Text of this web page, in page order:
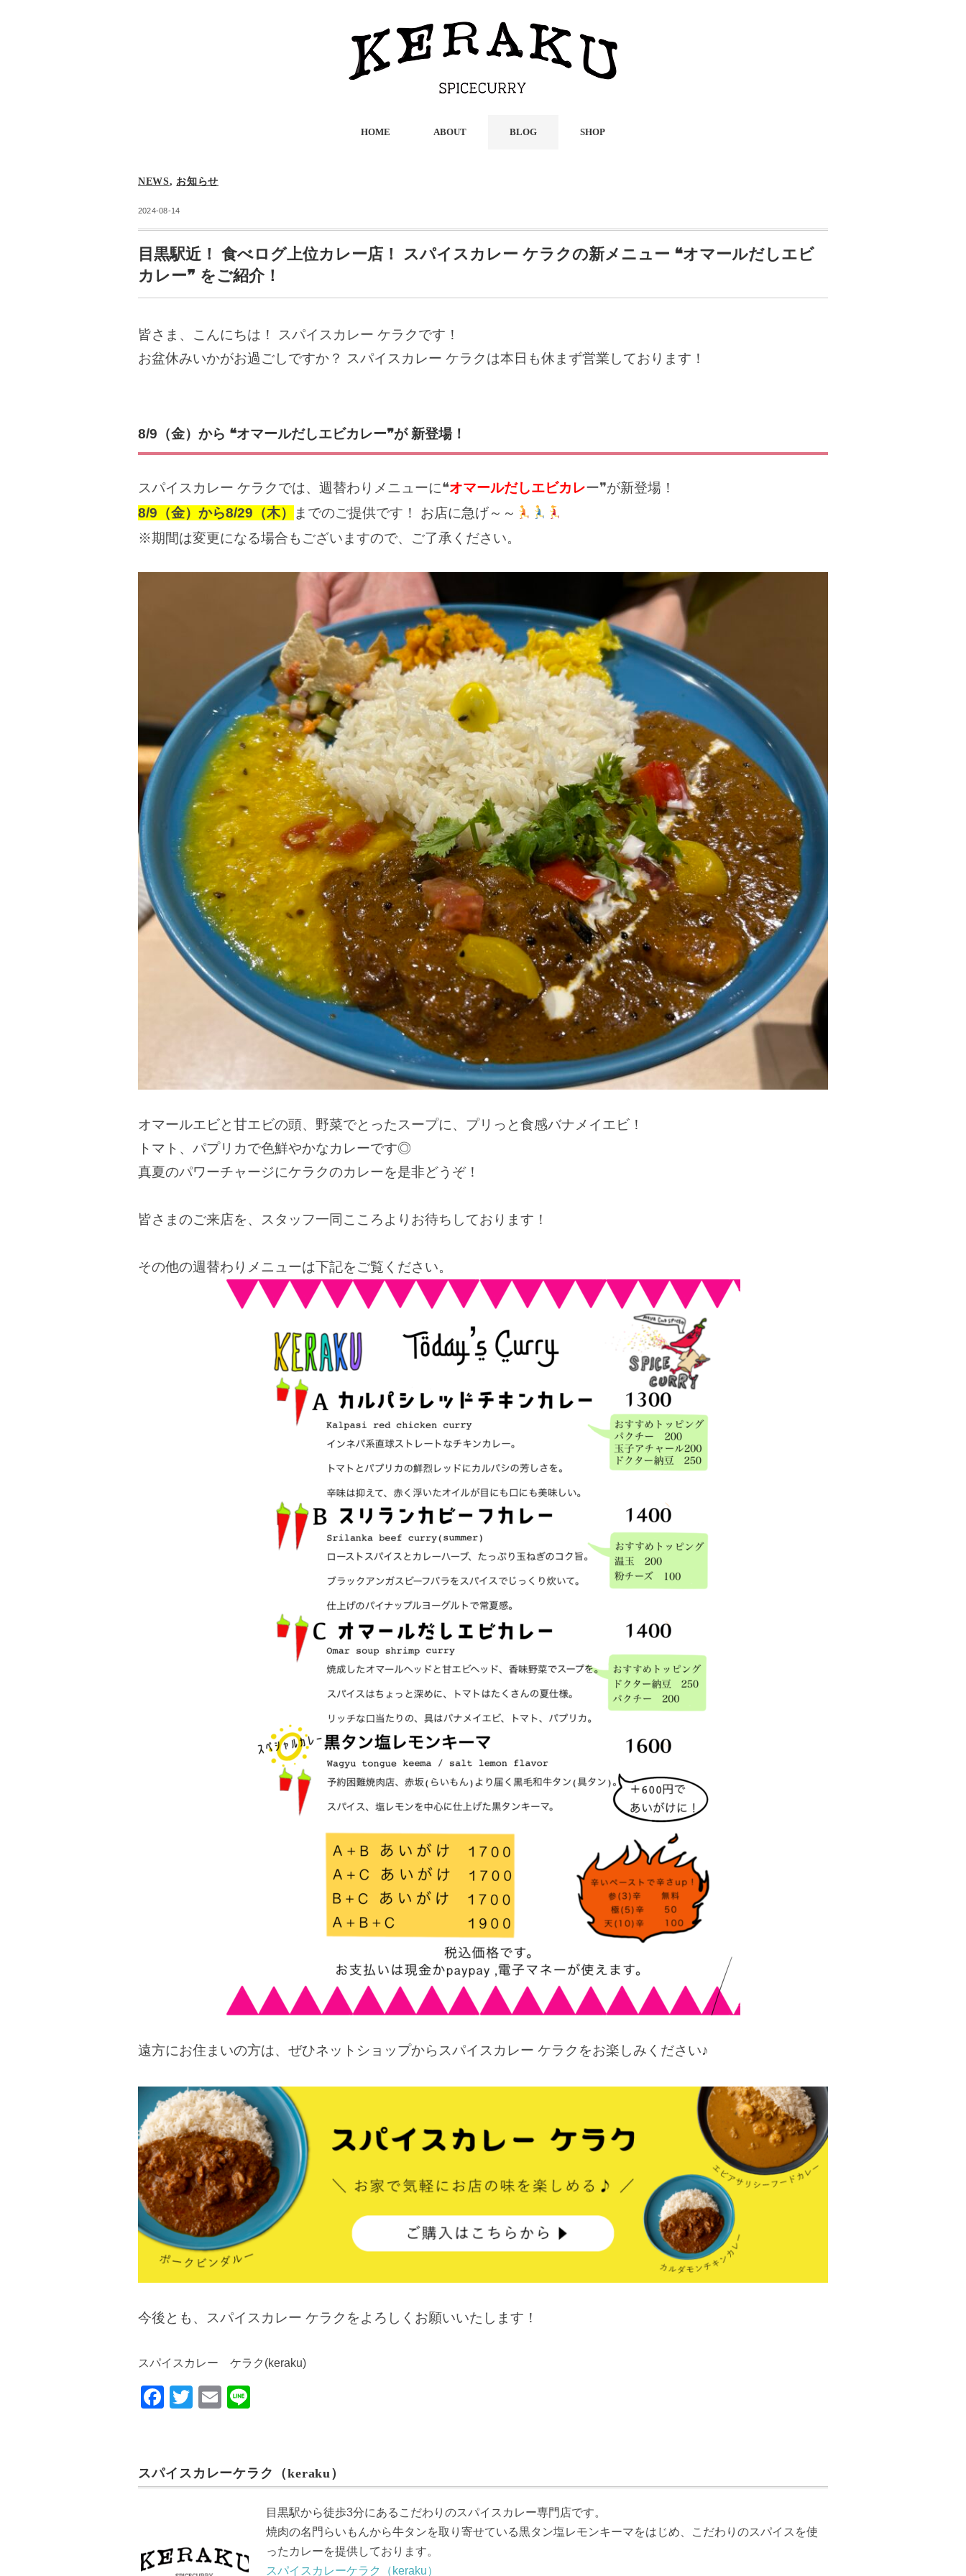
HOME ABOUT BLOG SHOP
NEWS, お知らせ
2024-08-14
目黒駅近！ 食べログ上位カレー店！ スパイスカレー ケラクの新メニュー ❝オマールだしエビ
カレー❞ をご紹介！
皆さま、こんにちは！ スパイスカレー ケラクです！
お盆休みいかがお過ごしですか？ スパイスカレー ケラクは本日も休まず営業しております！
8/9 （金）から ❝オマールだしエビカレー❞が 新登場！
スパイスカレー ケラクでは、週替わりメニューに❝オマールだしエビカレー❞が新登場！
8/9（金）から8/29 （木）
までのご提供です！ お店に急げ～～
※期間は変更になる場合もございますので、ご了承ください。
オマールエビと甘エビの頭、野菜でとったスープに、プリっと食感バナメイエビ！
トマト、パプリカで色鮮やかなカレーです◎
真夏のパワーチャージにケラクのカレーを是非どうぞ！
皆さまのご来店を、スタッフ一同こころよりお待ちしております！
その他の週替わりメニューは下記をご覧ください。
遠方にお住まいの方は、ぜひネットショップからスパイスカレー ケラクをお楽しみください♪
今後とも、スパイスカレー ケラクをよろしくお願いいたします！
スパイスカレー ケラク(keraku)
F
e
b
k
T
er
E
スパイスカレーケラク（keraku）
目黒駅から徒歩3分にあるこだわりのスパイスカレー専門店です。
焼肉の名門らいもんから牛タンを取り寄せている黒タン塩レモンキーマをはじめ、こだわりのスパイスを使
ったカレーを提供しております。
スパイスカレーケラク（keraku）